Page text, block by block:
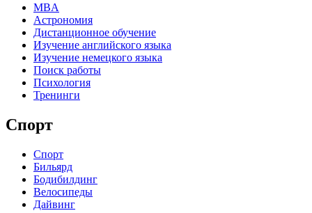
MBA
Астрономия
Дистанционное обучение
Изучение английского языка
Изучение немецкого языка
Поиск работы
Психология
Тренинги
Спорт
Спорт
Бильярд
Бодибилдинг
Велосипеды
Дайвинг